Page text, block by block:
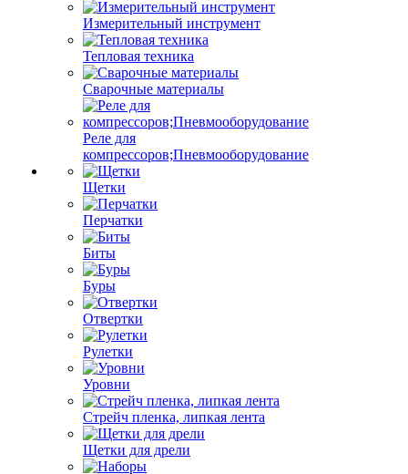
Измерительный инструмент
Тепловая техника
Сварочные материалы
Реле для
компрессоров;Пневмооборудование
Щетки
Перчатки
Биты
Буры
Отвертки
Рулетки
Уровни
Стрейч пленка, липкая лента
Щетки для дрели